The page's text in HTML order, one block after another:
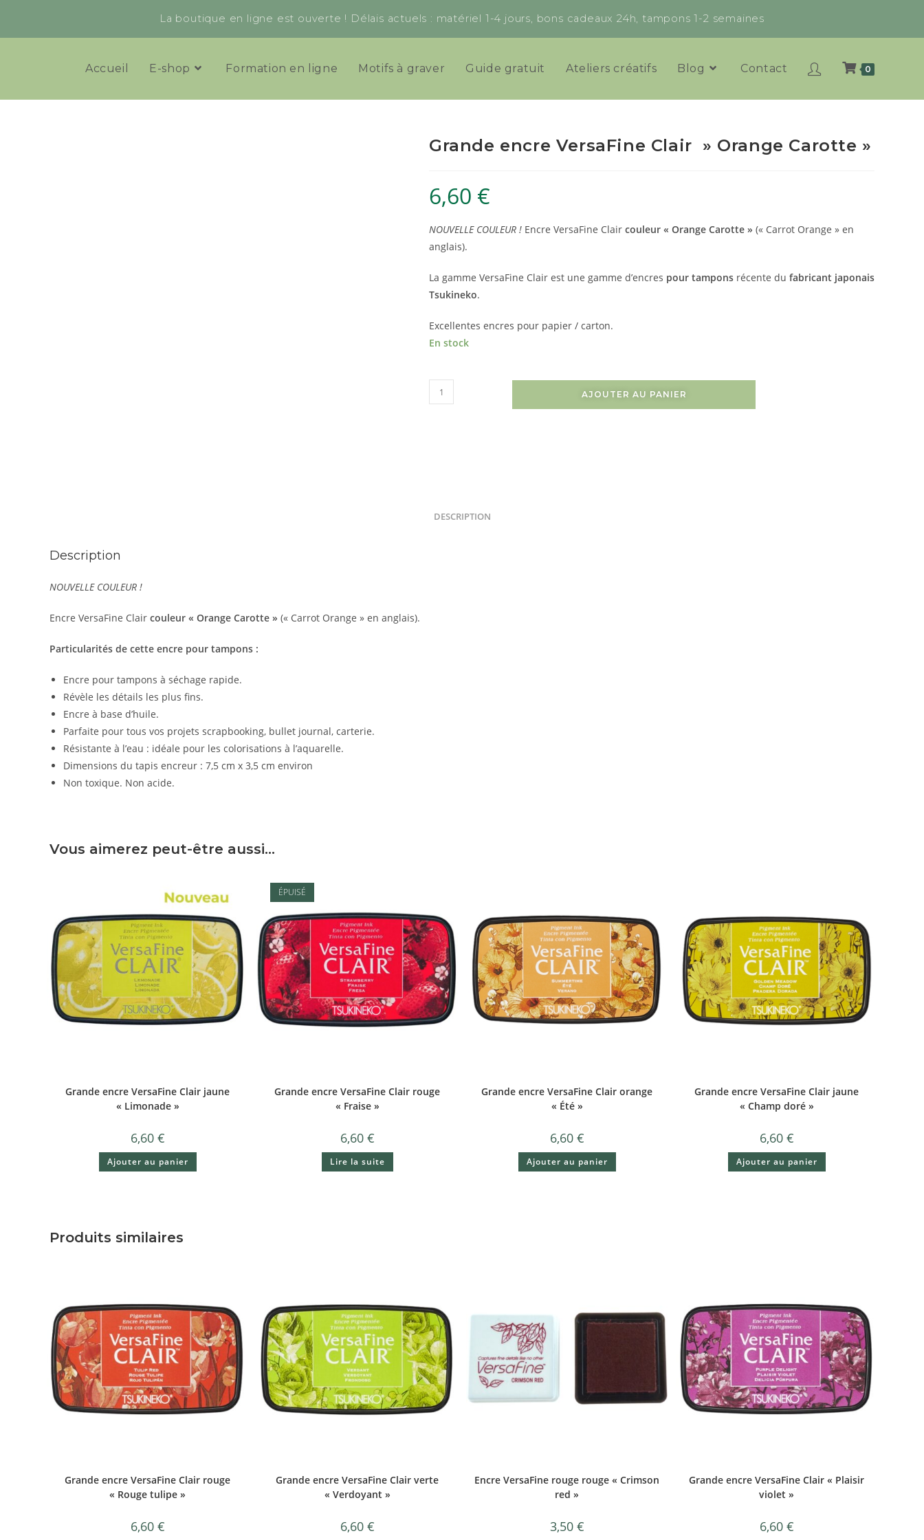
La boutique en ligne est ouverte ! Délais actuels : matériel 1-4 jours, bons cadeaux 24h, tampons 1-2 semaines
Accueil E-shop Formation en ligne Motifs à graver Guide gratuit Ateliers créatifs Blog Contact 0
Grande encre VersaFine Clair » Orange Carotte »
6,60 €
NOUVELLE COULEUR ! Encre VersaFine Clair couleur « Orange Carotte » (« Carrot Orange » en
anglais).
La gamme VersaFine Clair est une gamme d’encres pour tampons récente du fabricant japonais
Tsukineko.
Excellentes encres pour papier / carton.
En stock
AJOUTER AU PANIER
DESCRIPTION
Description
NOUVELLE COULEUR !
Encre VersaFine Clair couleur « Orange Carotte » (« Carrot Orange » en anglais).
Particularités de cette encre pour tampons :
Encre pour tampons à séchage rapide.
Révèle les détails les plus fins.
Encre à base d’huile.
Parfaite pour tous vos projets scrapbooking, bullet journal, carterie.
Résistante à l’eau : idéale pour les colorisations à l’aquarelle.
Dimensions du tapis encreur : 7,5 cm x 3,5 cm environ
Non toxique. Non acide.
Vous aimerez peut-être aussi…
Grande encre VersaFine Clair jaune
« Limonade »
6,60 €
Ajouter au panier
ÉPUISÉ
Grande encre VersaFine Clair rouge
« Fraise »
6,60 €
Lire la suite
Grande encre VersaFine Clair orange
« Été »
6,60 €
Ajouter au panier
Grande encre VersaFine Clair jaune
« Champ doré »
6,60 €
Ajouter au panier
Produits similaires
Grande encre VersaFine Clair rouge
« Rouge tulipe »
6,60 €
Grande encre VersaFine Clair verte
« Verdoyant »
6,60 €
Encre VersaFine rouge rouge « Crimson
red »
3,50 €
Grande encre VersaFine Clair « Plaisir
violet »
6,60 €